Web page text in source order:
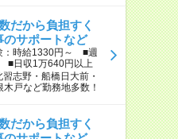
だから負担すく
サポートなど
：時給1330円～ ■週
日収1万640円以上
習志野・船橋日大前・
戸など勤務地多数！
だから負担すく